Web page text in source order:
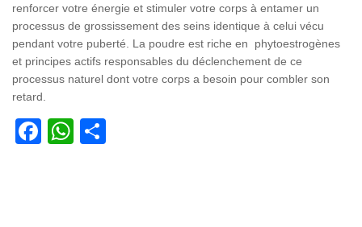
renforcer votre énergie et stimuler votre corps à entamer un
processus de grossissement des seins identique à celui vécu
pendant votre puberté. La poudre est riche en phytoestrogènes
et principes actifs responsables du déclenchement de ce
processus naturel dont votre corps a besoin pour combler son
retard.
Facebook
WhatsApp